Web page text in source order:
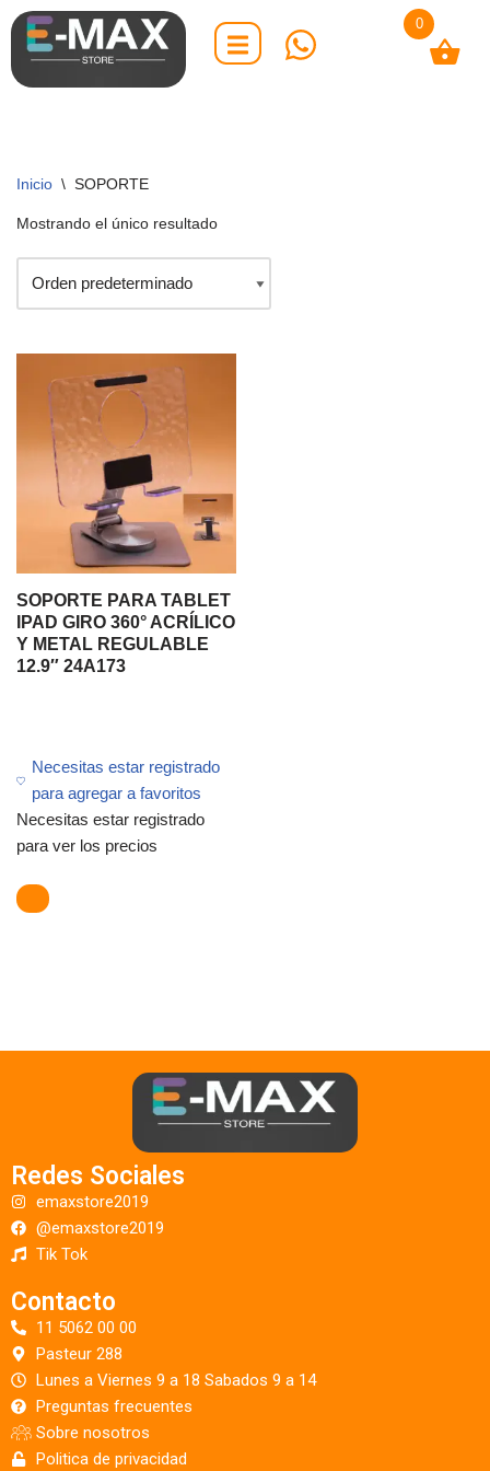
Saltar
al
Inicio \ SOPORTE
Mostrando el único resultado
SOPORTE PARA TABLET
IPAD GIRO 360° ACRÍLICO
Y METAL REGULABLE
12.9″ 24A173
Necesitas estar registrado
para agregar a favoritos
Necesitas estar registrado
para ver los precios
Redes Sociales
emaxstore2019
@emaxstore2019
Tik Tok
Contacto
11 5062 00 00
Pasteur 288
Lunes a Viernes 9 a 18 Sabados 9 a 14
Preguntas frecuentes
Sobre nosotros
Politica de privacidad
0